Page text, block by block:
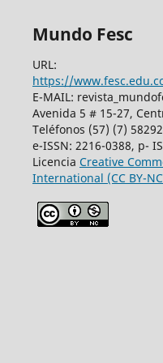
Mundo Fesc
URL:
https://
E-MAIL:
Avenida 5 # 15-27,
Teléfonos (57) (7)
e-ISSN: 2216-0388, p-
Licencia Creative
International (CC BY-